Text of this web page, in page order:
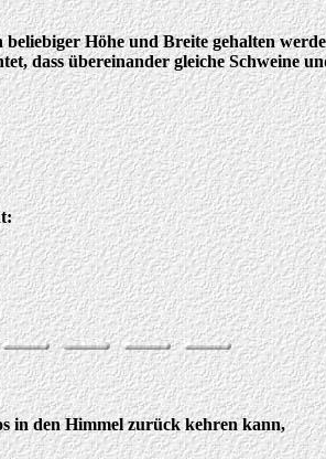
Höhe und Breite gehalten
dass übereinander gleiche Schweine
in den Himmel zurück kehren kann,